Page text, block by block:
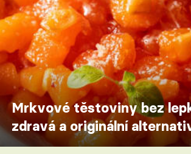
Mrkvové těstoviny bez
zdravá a originální